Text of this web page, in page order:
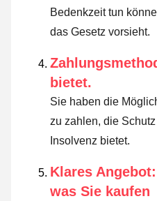
Bedenkzeit tun
das Gesetz vorsieht.
bietet.
Sie haben die
zu zahlen, die
Insolvenz bietet.
Klares
was Sie kaufen